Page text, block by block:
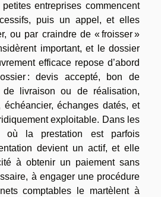
entreprises commencent
puis un appel, et elles
ou par craindre de « froisser »
important, et le dossier
efficace repose d’abord
: devis accepté, bon de
de livraison ou de réalisation,
échéancier, échanges datés, et
exploitable. Dans les
où la prestation est parfois
devient un actif, et elle
à obtenir un paiement sans
à engager une procédure
comptables le martèlent à